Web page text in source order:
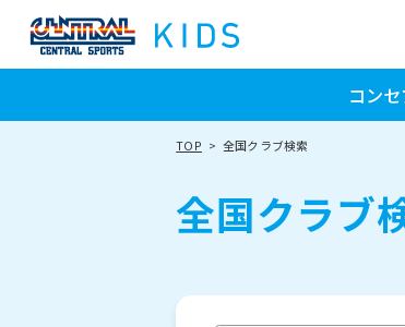
コン
TOP 全国クラブ検索
全国クラブ